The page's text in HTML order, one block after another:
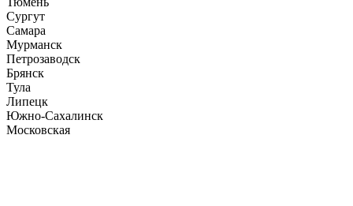
Сургут
Самара
Мурманск
Петрозаводск
Брянск
Тула
Липецк
Южно-Сахалинск
Московская